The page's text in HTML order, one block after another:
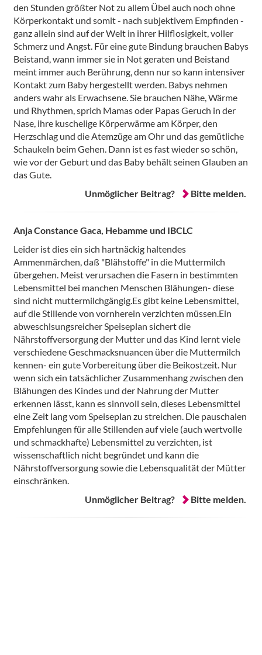
den Stunden größter Not zu allem Übel auch noch ohne
Körperkontakt und somit - nach subjektivem Empfinden -
ganz allein sind auf der Welt in ihrer Hilflosigkeit, voller
Schmerz und Angst. Für eine gute Bindung brauchen Babys
Beistand, wann immer sie in Not geraten und Beistand
meint immer auch Berührung, denn nur so kann intensiver
Kontakt zum Baby hergestellt werden. Babys nehmen
anders wahr als Erwachsene. Sie brauchen Nähe, Wärme
und Rhythmen, sprich Mamas oder Papas Geruch in der
Nase, ihre kuschelige Körperwärme am Körper, den
Herzschlag und die Atemzüge am Ohr und das gemütliche
Schaukeln beim Gehen. Dann ist es fast wieder so schön,
wie vor der Geburt und das Baby behält seinen Glauben an
das Gute.
Unmöglicher Beitrag?
Bitte melden.
Anja Constance Gaca, Hebamme und IBCLC
Leider ist dies ein sich hartnäckig haltendes
Ammenmärchen, daß "Blähstoffe" in die Muttermilch
übergehen. Meist verursachen die Fasern in bestimmten
Lebensmittel bei manchen Menschen Blähungen- diese
sind nicht muttermilchgängig.Es gibt keine Lebensmittel,
auf die Stillende von vornherein verzichten müssen.Ein
abweschlsungsreicher Speiseplan sichert die
Nährstoffversorgung der Mutter und das Kind lernt viele
verschiedene Geschmacksnuancen über die Muttermilch
kennen- ein gute Vorbereitung über die Beikostzeit. Nur
wenn sich ein tatsächlicher Zusammenhang zwischen den
Blähungen des Kindes und der Nahrung der Mutter
erkennen lässt, kann es sinnvoll sein, dieses Lebensmittel
eine Zeit lang vom Speiseplan zu streichen. Die pauschalen
Empfehlungen für alle Stillenden auf viele (auch wertvolle
und schmackhafte) Lebensmittel zu verzichten, ist
wissenschaftlich nicht begründet und kann die
Nährstoffversorgung sowie die Lebensqualität der Mütter
einschränken.
Unmöglicher Beitrag?
Bitte melden.